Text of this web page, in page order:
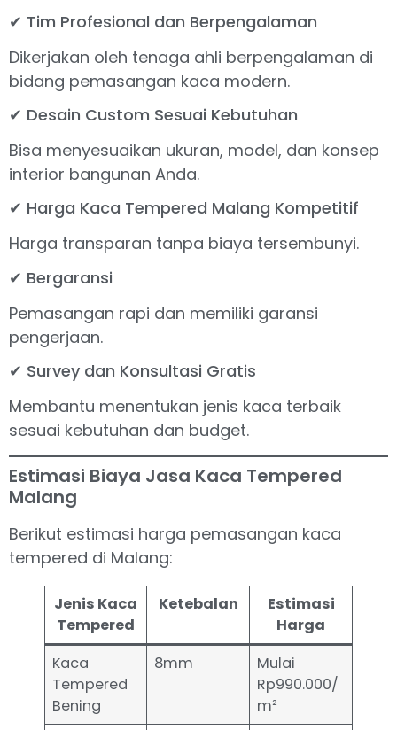
✔ Tim Profesional dan Berpengalaman
Dikerjakan oleh tenaga ahli berpengalaman di
bidang pemasangan kaca modern.
✔ Desain Custom Sesuai Kebutuhan
Bisa menyesuaikan ukuran, model, dan konsep
interior bangunan Anda.
✔ Harga Kaca Tempered Malang Kompetitif
Harga transparan tanpa biaya tersembunyi.
✔ Bergaransi
Pemasangan rapi dan memiliki garansi
pengerjaan.
✔ Survey dan Konsultasi Gratis
Membantu menentukan jenis kaca terbaik
sesuai kebutuhan dan budget.
Estimasi Biaya Jasa Kaca Tempered
Malang
Berikut estimasi harga pemasangan kaca
tempered di Malang:
Jenis Kaca
Tempered
Ketebalan
Estimasi
Harga
Kaca
Tempered
Bening
8mm
Mulai
Rp990.000/
m²